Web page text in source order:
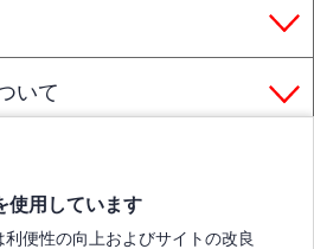
いて
使用しています
便性の向上およびサイトの改良